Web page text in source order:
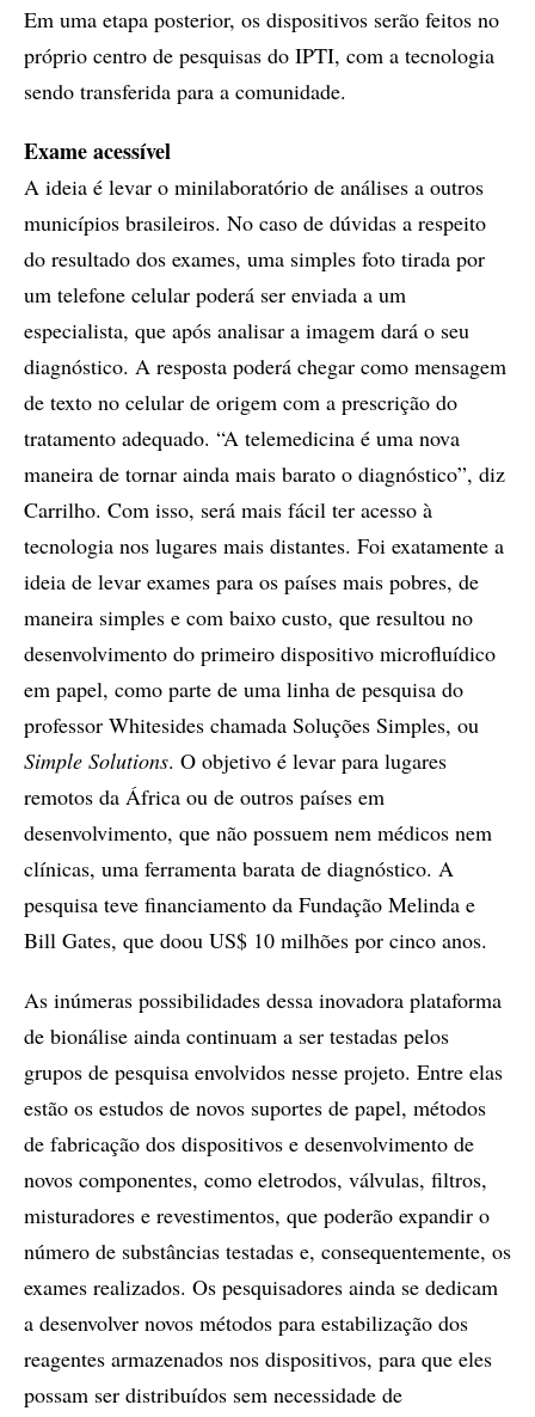
Em uma etapa posterior, os dispositivos serão feitos no
próprio centro de pesquisas do IPTI, com a tecnologia
sendo transferida para a comunidade.
Exame acessível
A ideia é levar o minilaboratório de análises a outros
municípios brasileiros. No caso de dúvidas a respeito
do resultado dos exames, uma simples foto tirada por
um telefone celular poderá ser enviada a um
especialista, que após analisar a imagem dará o seu
diagnóstico. A resposta poderá chegar como mensagem
de texto no celular de origem com a prescrição do
tratamento adequado. “A telemedicina é uma nova
maneira de tornar ainda mais barato o diagnóstico”, diz
Carrilho. Com isso, será mais fácil ter acesso à
tecnologia nos lugares mais distantes. Foi exatamente a
ideia de levar exames para os países mais pobres, de
maneira simples e com baixo custo, que resultou no
desenvolvimento do primeiro dispositivo microfluídico
em papel, como parte de uma linha de pesquisa do
professor Whitesides chamada Soluções Simples, ou
Simple Solutions. O objetivo é levar para lugares
remotos da África ou de outros países em
desenvolvimento, que não possuem nem médicos nem
clínicas, uma ferramenta barata de diagnóstico. A
pesquisa teve financiamento da Fundação Melinda e
Bill Gates, que doou US$ 10 milhões por cinco anos.
As inúmeras possibilidades dessa inovadora plataforma
de bionálise ainda continuam a ser testadas pelos
grupos de pesquisa envolvidos nesse projeto. Entre elas
estão os estudos de novos suportes de papel, métodos
de fabricação dos dispositivos e desenvolvimento de
novos componentes, como eletrodos, válvulas, filtros,
misturadores e revestimentos, que poderão expandir o
número de substâncias testadas e, consequentemente, os
exames realizados. Os pesquisadores ainda se dedicam
a desenvolver novos métodos para estabilização dos
reagentes armazenados nos dispositivos, para que eles
possam ser distribuídos sem necessidade de